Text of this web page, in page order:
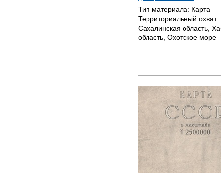
Тип материала: Карта
Территориальный охват:
Сахалинская область,
область, Охотское море